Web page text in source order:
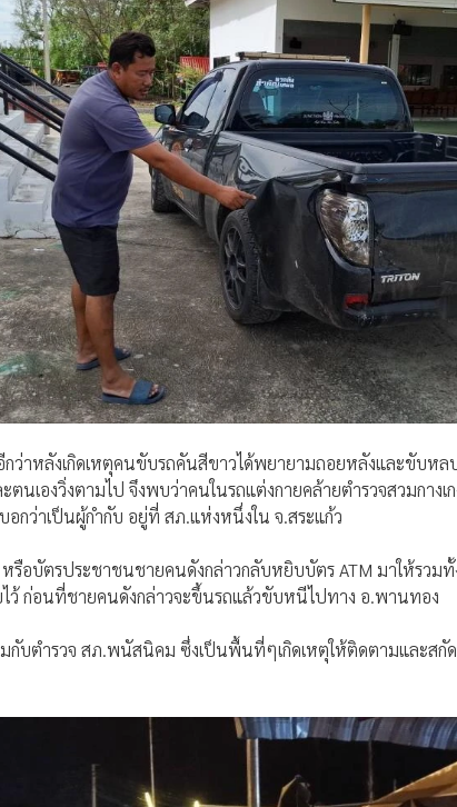
กว่าหลังเกิดเหตุคนขับรถคันสีขาวได้พยายามถอยหลังและขับห
ตนเองวิ่งตามไป จึงพบว่าคนในรถแต่งกายคล้ายตำรวจสวมกางเ
กว่าเป็นผู้กำกับ อยู่ที่ สภ.แห่งหนึ่งใน จ.สระแก้ว
รือบัตรประชาชนชายคนดังกล่าวกลับหยิบบัตร ATM มาให้รวมทั้
ไว้ ก่อนที่ชายคนดังกล่าวจะขึ้นรถแล้วขับหนีไปทาง อ.พานทอง
มกับตำรวจ สภ.พนัสนิคม ซึ่งเป็นพื้นที่ๆเกิดเหตุให้ติดตามและสกั